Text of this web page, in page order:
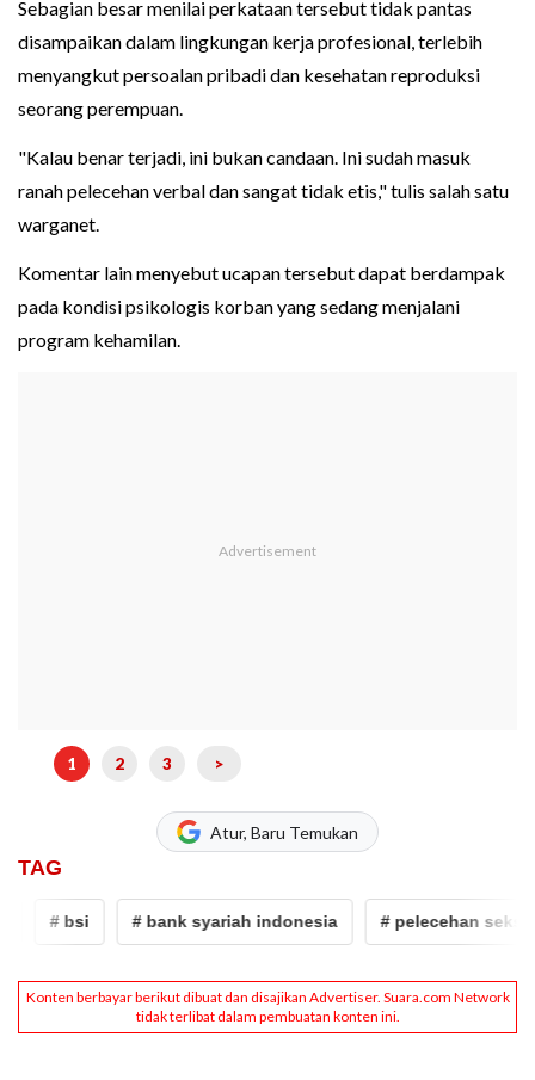
Sebagian besar menilai perkataan tersebut tidak pantas
disampaikan dalam lingkungan kerja profesional, terlebih
menyangkut persoalan pribadi dan kesehatan reproduksi
seorang perempuan.
"Kalau benar terjadi, ini bukan candaan. Ini sudah masuk
ranah pelecehan verbal dan sangat tidak etis," tulis salah satu
warganet.
Komentar lain menyebut ucapan tersebut dapat berdampak
pada kondisi psikologis korban yang sedang menjalani
program kehamilan.
1 2 3 >
Atur, Baru Temukan
TAG
# bsi # bank syariah indonesia # pelecehan seksual